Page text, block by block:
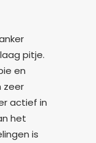
pitje.
en
zeer
actief in
het
is